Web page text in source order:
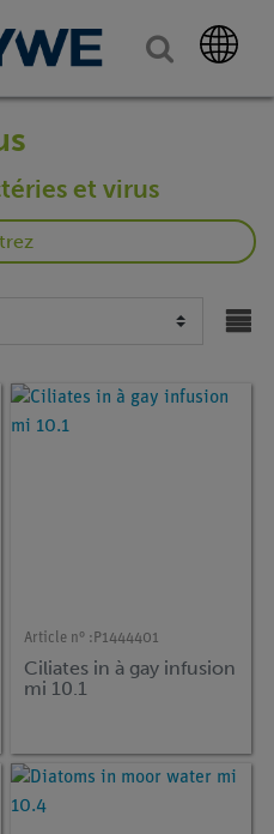
et virus
Article n° : P1444401
Ciliates in à gay infusion
mi 10.1